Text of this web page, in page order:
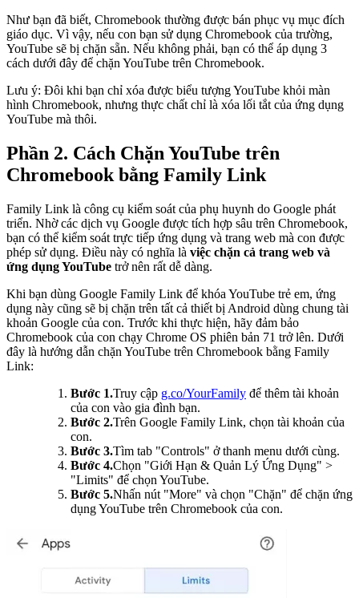
Như bạn đã biết, Chromebook thường được bán phục vụ mục đích
giáo dục. Vì vậy, nếu con bạn sử dụng Chromebook của trường,
YouTube sẽ bị chặn sẵn. Nếu không phải, bạn có thể áp dụng 3
cách dưới đây để chặn YouTube trên Chromebook.
Lưu ý: Đôi khi bạn chỉ xóa được biểu tượng YouTube khỏi màn
hình Chromebook, nhưng thực chất chỉ là xóa lối tắt của ứng dụng
YouTube mà thôi.
Phần 2. Cách Chặn YouTube trên
Chromebook bằng Family Link
Family Link là công cụ kiểm soát của phụ huynh do Google phát
triển. Nhờ các dịch vụ Google được tích hợp sâu trên Chromebook,
bạn có thể kiểm soát trực tiếp ứng dụng và trang web mà con được
phép sử dụng. Điều này có nghĩa là việc chặn cả trang web và
ứng dụng YouTube trở nên rất dễ dàng.
Khi bạn dùng Google Family Link để khóa YouTube trẻ em, ứng
dụng này cũng sẽ bị chặn trên tất cả thiết bị Android dùng chung tài
khoản Google của con. Trước khi thực hiện, hãy đảm bảo
Chromebook của con chạy Chrome OS phiên bản 71 trở lên. Dưới
đây là hướng dẫn chặn YouTube trên Chromebook bằng Family
Link:
Bước 1.Truy cập g.co/YourFamily để thêm tài khoản
của con vào gia đình bạn.
Bước 2.Trên Google Family Link, chọn tài khoản của
con.
Bước 3.Tìm tab "Controls" ở thanh menu dưới cùng.
Bước 4.Chọn "Giới Hạn & Quản Lý Ứng Dụng" >
"Limits" để chọn YouTube.
Bước 5.Nhấn nút "More" và chọn "Chặn" để chặn ứng
dụng YouTube trên Chromebook của con.